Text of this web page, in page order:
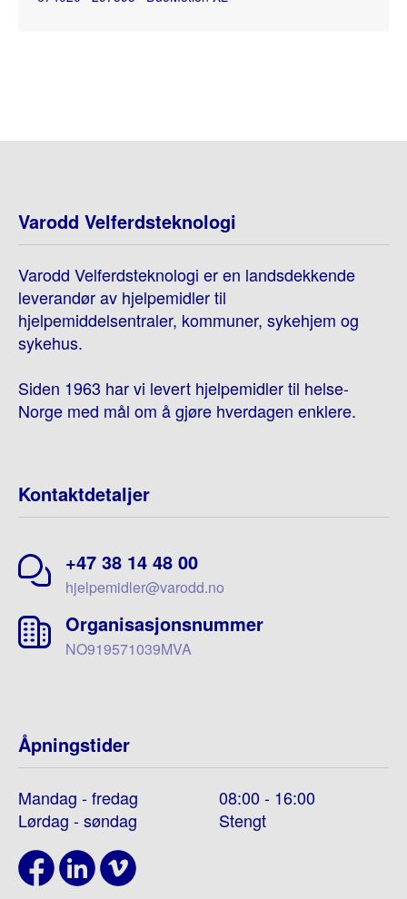
Varodd Velferdsteknologi
Varodd Velferdsteknologi er en landsdekkende
leverandør av hjelpemidler til
hjelpemiddelsentraler, kommuner, sykehjem og
sykehus.
Siden 1963 har vi levert hjelpemidler til helse-
Norge med mål om å gjøre hverdagen enklere.
Kontaktdetaljer
+47 38 14 48 00
hjelpemidler@varodd.no
Organisasjonsnummer
NO919571039MVA
Åpningstider
Mandag - fredag
08:00 - 16:00
Lørdag - søndag
Stengt